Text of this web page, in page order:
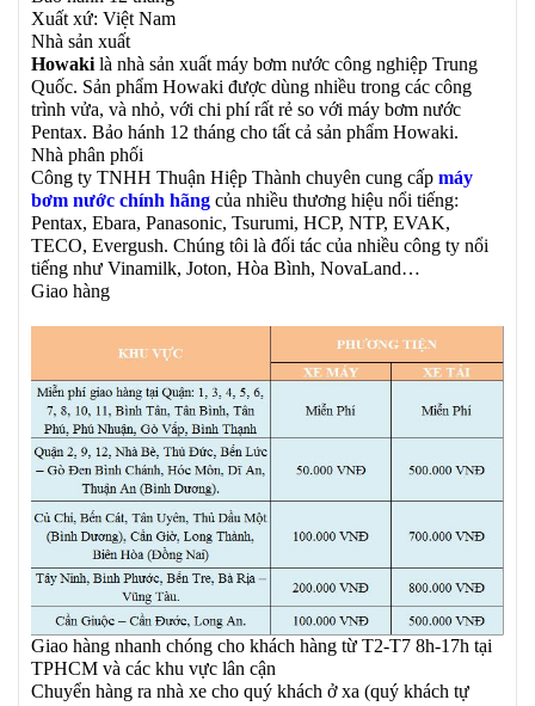
Xuất xứ: Việt Nam
Nhà sản xuất
Howaki là nhà sản xuất máy bơm nước công nghiệp Trung
Quốc. Sản phẩm Howaki được dùng nhiều trong các công
trình vửa, và nhỏ, với chi phí rất rẻ so với máy bơm nước
Pentax. Bảo hánh 12 tháng cho tất cả sản phẩm Howaki.
Nhà phân phối
Công ty TNHH Thuận Hiệp Thành chuyên cung cấp máy
bơm nước chính hãng của nhiều thương hiệu nổi tiếng:
Pentax, Ebara, Panasonic, Tsurumi, HCP, NTP, EVAK,
TECO, Evergush. Chúng tôi là đối tác của nhiều công ty nổi
tiếng như Vinamilk, Joton, Hòa Bình, NovaLand…
Giao hàng
Giao hàng nhanh chóng cho khách hàng từ T2-T7 8h-17h tại
TPHCM và các khu vực lân cận
Chuyển hàng ra nhà xe cho quý khách ở xa (quý khách tự